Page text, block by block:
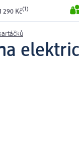
290 Kč(1)